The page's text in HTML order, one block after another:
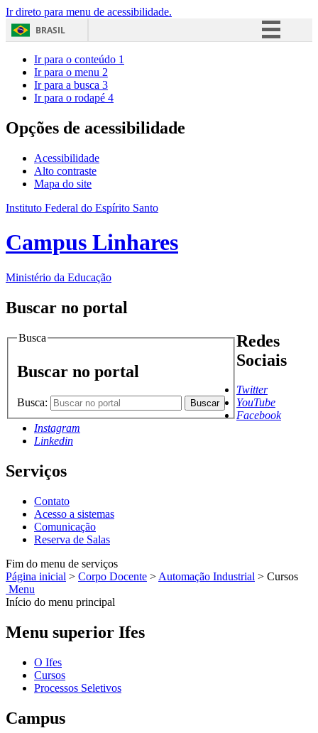
Ir direto para menu de acessibilidade.
BRASIL
Acesso à informação
Ir para o conteúdo 1
Ir para o menu 2
Ir para a busca 3
Ir para o rodapé 4
Opções de acessibilidade
Acessibilidade
Alto contraste
Mapa do site
Instituto Federal do Espírito Santo
Campus Linhares
Ministério da Educação
Buscar no portal
Busca
Buscar no portal
Busca: Buscar
Redes
Sociais
Twitter
YouTube
Facebook
Instagram
Linkedin
Serviços
Contato
Acesso a sistemas
Comunicação
Reserva de Salas
Fim do menu de serviços
Página inicial > Corpo Docente > Automação Industrial > Cursos
Menu
Início do menu principal
Menu superior Ifes
O Ifes
Cursos
Processos Seletivos
Campus